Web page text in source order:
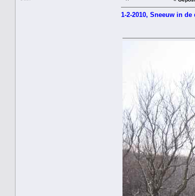
1-2-2010, Sneeuw in de